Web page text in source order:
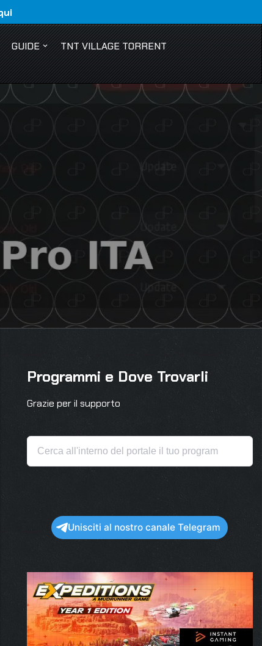
GUIDE
TNT VILLAGE TORRENT
Programmi e Dove Trovarli
Grazie per il supporto
Unisciti al nostro canale Telegram